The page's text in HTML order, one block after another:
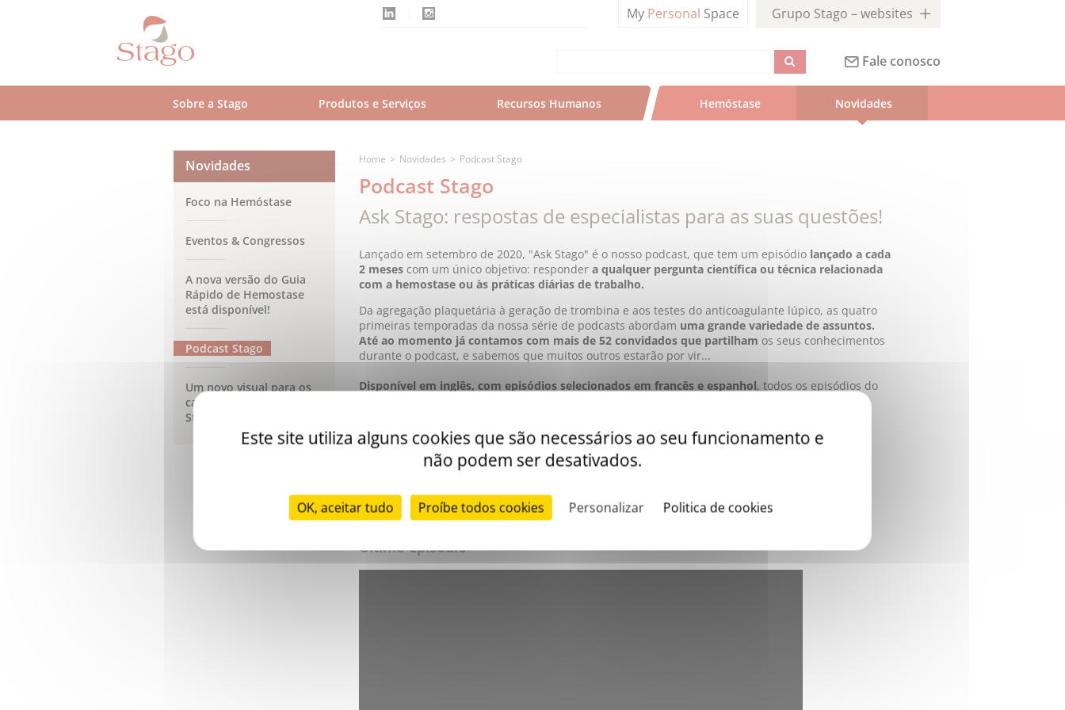
My Personal Space Grupo Stago – websites
Fale conosco
Sobre a Stago Produtos e Serviços Recursos Humanos Hemóstase Novidades
Novidades
Foco na Hemóstase
Eventos & Congressos
A nova versão do Guia
Rápido de Hemostase
está disponível!
Podcast Stago
Um novo visual para os
cartazes científicos da
Stago
Home Novidades Podcast Stago
Podcast Stago
Ask Stago: respostas de especialistas para as suas questões!
Lançado em setembro de 2020, "Ask Stago" é o nosso podcast, que tem um episódio lançado a cada
2 meses com um único objetivo: respondera qualquer pergunta científica ou técnica relacionada
com a hemostase ou às práticas diárias de trabalho.
Da agregação plaquetária à geração de trombina e aos testes do anticoagulante lúpico, as quatro
primeiras temporadas da nossa série de podcasts abordam uma grande variedade de assuntos.
Até ao momento já contamos com mais de 52 convidados que partilham os seus conhecimentos
durante o podcast, e sabemos que muitos outros estarão por vir...
Disponível em inglês, com episódios selecionados em francês e espanhol, todos os episódios do
Estamos à sua disposição para que nos envie a sua pergunta por e-mail a sua questão para
ask@stago.come desafiar os nossos especialistas!
Último episódio
Este site utiliza alguns cookies que são necessários ao seu funcionamento e
não podem ser desativados.
OK, aceitar tudo Proíbe todos cookies Personalizar Politica de cookies